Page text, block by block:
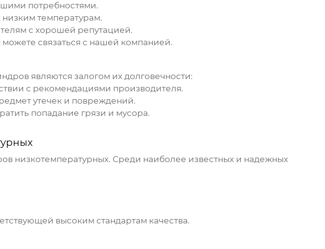
потребностями.
низким температурам.
с хорошей репутацией.
связаться с нашей компанией.
являются залогом их долговечности:
с рекомендациями производителя.
утечек и повреждений.
попадание грязи и мусора.
низкотемпературных. Среди наиболее известных и надежных
высоким стандартам качества.